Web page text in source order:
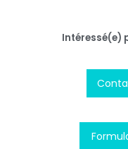
Intéressé(e)